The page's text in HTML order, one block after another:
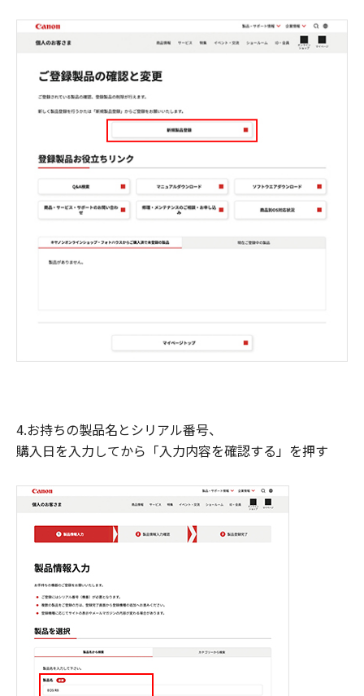
4.お持ちの製品名とシリアル番号、
購入日を入力してから「入力内容を確認する」を押す